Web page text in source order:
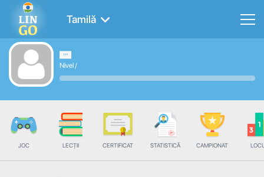
Tamilă
Nivel/
JOC LECȚII CERTIFICAT STATISTICĂ CAMPIONAT